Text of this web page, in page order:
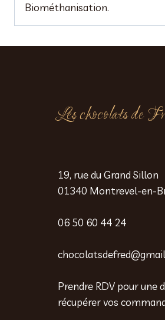
Biométhanisation.
Les chocolats de
19, rue du Grand Sillon
01340 Montrevel-en-
06 50 60 44 24
Prendre RDV pour une
récupérer vos